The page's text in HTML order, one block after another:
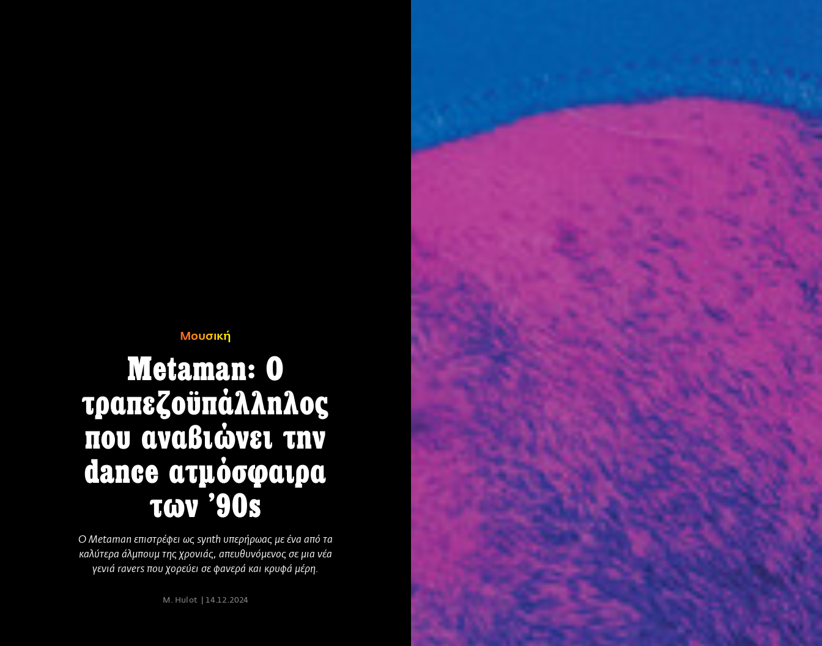
Μουσική
Metaman: Ο
τραπεζοϋπάλληλος
που αναβιώνει την
dance ατμόσφαιρα
των '90s
Ο Metaman επιστρέφει ως synth υπερήρωας με ένα από τα
καλύτερα άλμπουμ της χρονιάς, απευθυνόμενος σε μια νέα
γενιά ravers που χορεύει σε φανερά και κρυφά μέρη.
M. Hulot 14.12.2024